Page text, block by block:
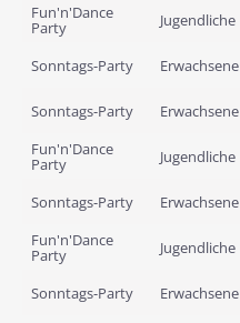
Fun'n'Dance
Party Jugendliche
Sonntags-Party Erwachsene
Sonntags-Party Erwachsene
Fun'n'Dance
Party Jugendliche
Sonntags-Party Erwachsene
Fun'n'Dance
Party Jugendliche
Sonntags-Party Erwachsene